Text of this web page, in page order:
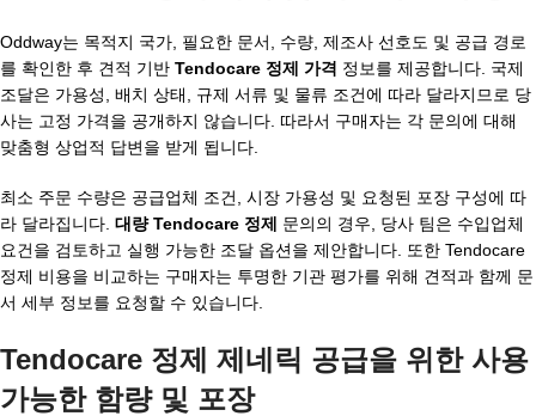
Oddway는 목적지 국가, 필요한 문서, 수량, 제조사 선호도 및 공급 경로
를 확인한 후 견적 기반 Tendocare 정제 가격 정보를 제공합니다. 국제
조달은 가용성, 배치 상태, 규제 서류 및 물류 조건에 따라 달라지므로 당
사는 고정 가격을 공개하지 않습니다. 따라서 구매자는 각 문의에 대해
맞춤형 상업적 답변을 받게 됩니다.
최소 주문 수량은 공급업체 조건, 시장 가용성 및 요청된 포장 구성에 따
라 달라집니다. 대량 Tendocare 정제 문의의 경우, 당사 팀은 수입업체
요건을 검토하고 실행 가능한 조달 옵션을 제안합니다. 또한 Tendocare
정제 비용을 비교하는 구매자는 투명한 기관 평가를 위해 견적과 함께 문
서 세부 정보를 요청할 수 있습니다.
Tendocare 정제 제네릭 공급을 위한 사용
가능한 함량 및 포장